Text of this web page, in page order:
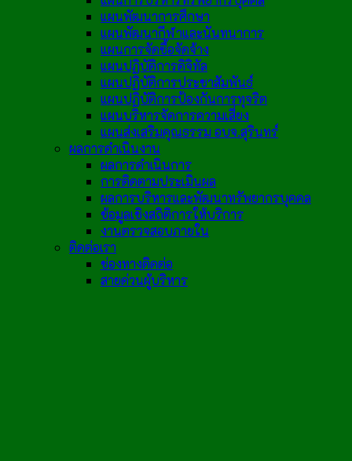
แผนพัฒนาการศึกษา
แผนพัฒนากีฬาและนันทนาการ
แผนการจัดซื้อจัดจ้าง
แผนปฏิบัติการดิจิทัล
แผนปฏิบัติการประชาสัมพันธ์
แผนปฏิบัติการป้องกันการทุจริต
แผนบริหารจัดการความเสี่ยง
แผนส่งเสริมคุณธรรม อบจ.สุรินทร์
ผลการดำเนินงาน
ผลการดำเนินการ
การติดตามประเมินผล
ผลการบริหารและพัฒนาทรัพยากรบุคคล
ข้อมูลเชิงสถิติการให้บริการ
งานตรวจสอบภายใน
ติดต่อเรา
ช่องทางติดต่อ
สายด่วนผู้บริหาร